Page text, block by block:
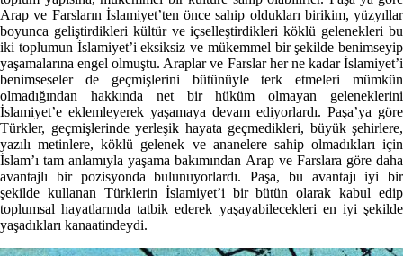
Arap ve Farsların İslamiyet’ten önce sahip oldukları birikim, yüzyıllar
boyunca geliştirdikleri kültür ve içselleştirdikleri köklü gelenekleri bu
iki toplumun İslamiyet’i eksiksiz ve mükemmel bir şekilde benimseyip
yaşamalarına engel olmuştu. Araplar ve Farslar her ne kadar İslamiyet’i
benimseseler de geçmişlerini bütünüyle terk etmeleri mümkün
olmadığından hakkında net bir hüküm olmayan geleneklerini
İslamiyet’e eklemleyerek yaşamaya devam ediyorlardı. Paşa’ya göre
Türkler, geçmişlerinde yerleşik hayata geçmedikleri, büyük şehirlere,
yazılı metinlere, köklü gelenek ve ananelere sahip olmadıkları için
İslam’ı tam anlamıyla yaşama bakımından Arap ve Farslara göre daha
avantajlı bir pozisyonda bulunuyorlardı. Paşa, bu avantajı iyi bir
şekilde kullanan Türklerin İslamiyet’i bir bütün olarak kabul edip
toplumsal hayatlarında tatbik ederek yaşayabilecekleri en iyi şekilde
yaşadıkları kanaatindeydi.